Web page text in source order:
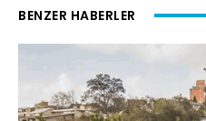
BENZER HABERLER